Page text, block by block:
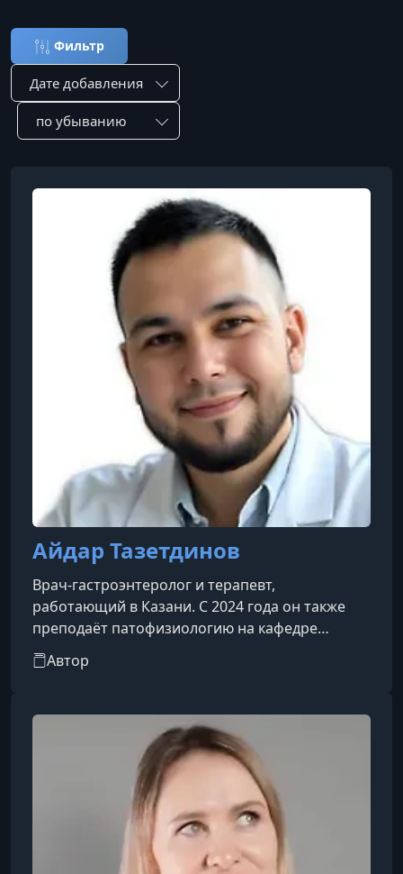
Фильтр
Сортировка по:
Сотировать по:
Айдар Тазетдинов
Врач-гастроэнтеролог и терапевт,
работающий в Казани. С 2024 года он также
преподаёт патофизиологию на кафедре
морфологии и общей патологии в Казанский
федеральный университет.
Автор